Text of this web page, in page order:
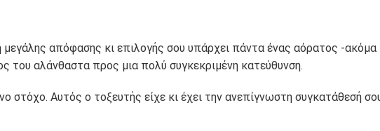
απόφασης κι επιλογής σου υπάρχει πάντα ένας αόρατος -ακόμα
του αλάνθαστα προς μια πολύ συγκεκριμένη κατεύθυνση.
στόχο. Αυτός ο τοξευτής είχε κι έχει την ανεπίγνωστη συγκατάθεσή